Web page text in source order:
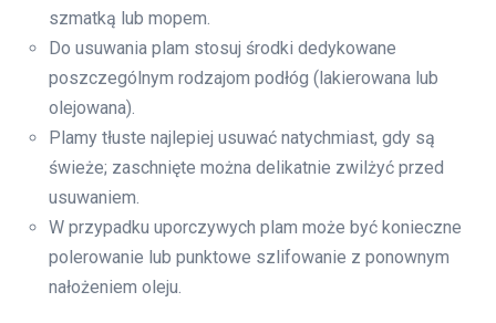
szmatką lub mopem.
Do usuwania plam stosuj środki dedykowane
poszczególnym rodzajom podłóg (lakierowana lub
olejowana).
Plamy tłuste najlepiej usuwać natychmiast, gdy są
świeże; zaschnięte można delikatnie zwilżyć przed
usuwaniem.
W przypadku uporczywych plam może być konieczne
polerowanie lub punktowe szlifowanie z ponownym
nałożeniem oleju.